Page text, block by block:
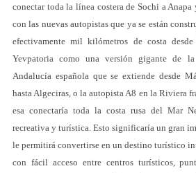
conectar toda la línea costera de Sochi a
con las nuevas autopistas que ya se están
efectivamente mil kilómetros de costa
Yevpatoria como una versión gigante de
Andalucía española que se extiende desde
hasta Algeciras, o la autopista A8 en la Riviera
esa conectaría toda la costa rusa del Mar
recreativa y turística. Esto significaría un gran
le permitirá convertirse en un destino turístico
con fácil acceso entre centros turísticos,